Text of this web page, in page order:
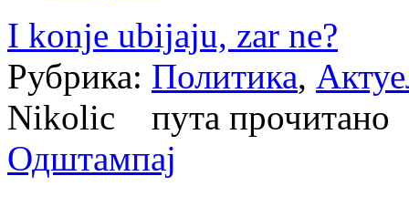
I konje ubijaju, zar ne?
Рубрика: Политика,
Nikolic пута
Одштампај